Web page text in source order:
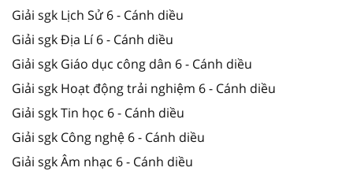
Giải sgk Lịch Sử 6 - Cánh diều
Giải sgk Địa Lí 6 - Cánh diều
Giải sgk Giáo dục công dân 6 - Cánh diều
Giải sgk Hoạt động trải nghiệm 6 - Cánh diều
Giải sgk Tin học 6 - Cánh diều
Giải sgk Công nghệ 6 - Cánh diều
Giải sgk Âm nhạc 6 - Cánh diều